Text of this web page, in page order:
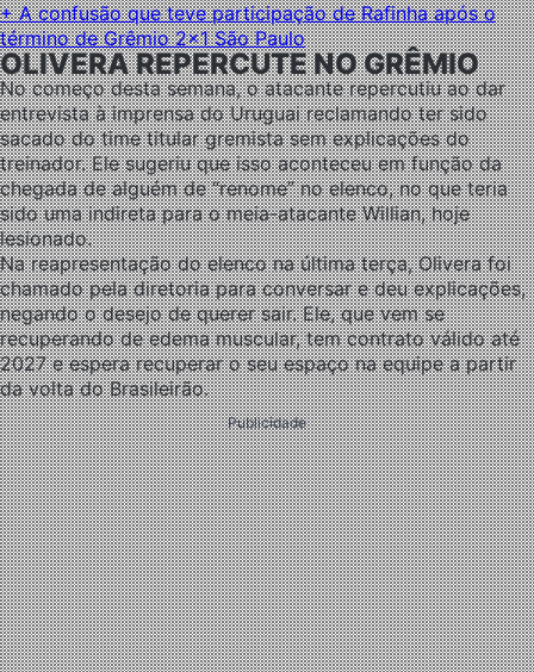
+ A confusão que teve participação de Rafinha após o
término de Grêmio 2×1 São Paulo
OLIVERA REPERCUTE NO GRÊMIO
No começo desta semana, o atacante repercutiu ao dar
entrevista à imprensa do Uruguai reclamando ter sido
sacado do time titular gremista sem explicações do
treinador. Ele sugeriu que isso aconteceu em função da
chegada de alguém de “renome” no elenco, no que teria
sido uma indireta para o meia-atacante Willian, hoje
lesionado.
Na reapresentação do elenco na última terça, Olivera foi
chamado pela diretoria para conversar e deu explicações,
negando o desejo de querer sair. Ele, que vem se
recuperando de edema muscular, tem contrato válido até
2027 e espera recuperar o seu espaço na equipe a partir
da volta do Brasileirão.
Publicidade